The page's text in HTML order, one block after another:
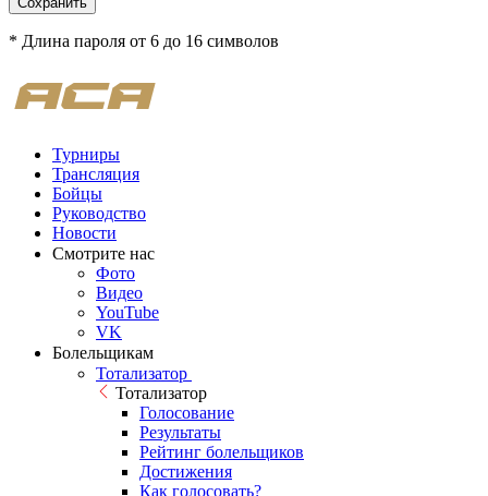
* Длина пароля от 6 до 16 символов
Турниры
Трансляция
Бойцы
Руководство
Новости
Смотрите нас
Фото
Видео
YouTube
VK
Болельщикам
Тотализатор
Тотализатор
Голосование
Результаты
Рейтинг болельщиков
Достижения
Как голосовать?